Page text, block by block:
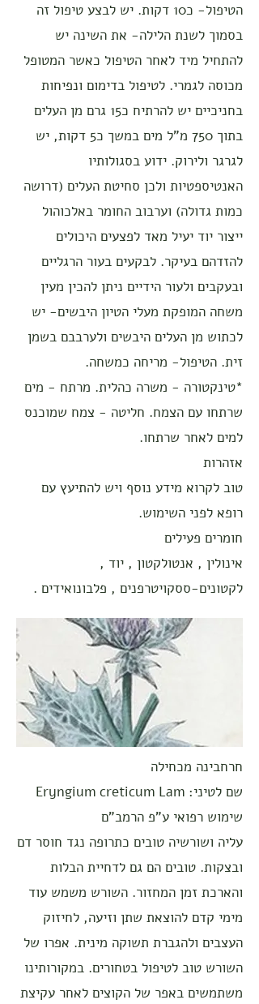
הטיפול- כ10 דקות. יש לבצע טיפול זה
בסמוך לשנת הלילה- את השינה יש
להתחיל מיד לאחר הטיפול כאשר המטופל
מכוסה לגמרי. לטיפול בדימום ונפיחות
בחניכיים יש להרתיח כ15 גרם מן העלים
בתוך 750 מ"ל מים במשך כ5 דקות, יש
לגרגר ולירוק. ידוע בסגולותיו
האנטיספטיות ולכן סחיטת העלים (דרושה
כמות גדולה) וערבוב החומר באלכוהול
ייצור יוד יעיל מאד לפצעים היכולים
להזדהם בעיקר. לבקעים בעור הרגליים
ובעקבים ולעור הידיים ניתן להכין מעין
משחה המופקת מעלי הטיון היבשים- יש
לכתוש מן העלים היבשים ולערבבם בשמן
זית. הטיפול- מריחה כמשחה.
*טינקטורה - משרה כהלית. מרתח - מים
שרתחו עם הצמח. חליטה - צמח שמוכנס
למים לאחר שרתחו.
אזהרות
טוב לקרוא מידע נוסף ויש להתיעץ עם
רופא לפני השימוש.
חומרים פעילים
אינולין , אנטולקטון , יוד ,
לקטונים-ססקויטרפנים , פלבונואידים .
חרחבינה מכחילה
שם לטיני: Eryngium creticum Lam
שימוש רפואי ע"פ הרמב"ם
עליה ושורשיה טובים כתרופה נגד חוסר דם
ובצקות. טובים הם גם לדחיית הבלות
והארכת זמן המחזור. השורש משמש עוד
מימי קדם להוצאת שתן וזיעה, לחיזוק
העצבים ולהגברת תשוקה מינית. אפרו של
השורש טוב לטיפול בטחורים. במקורותינו
משתמשים באפר של הקוצים לאחר עקיצת